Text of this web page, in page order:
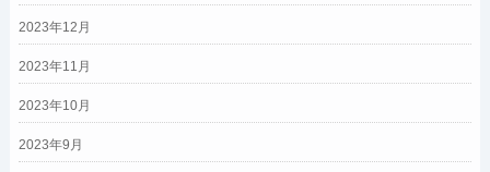
2023年12月
2023年11月
2023年10月
2023年9月